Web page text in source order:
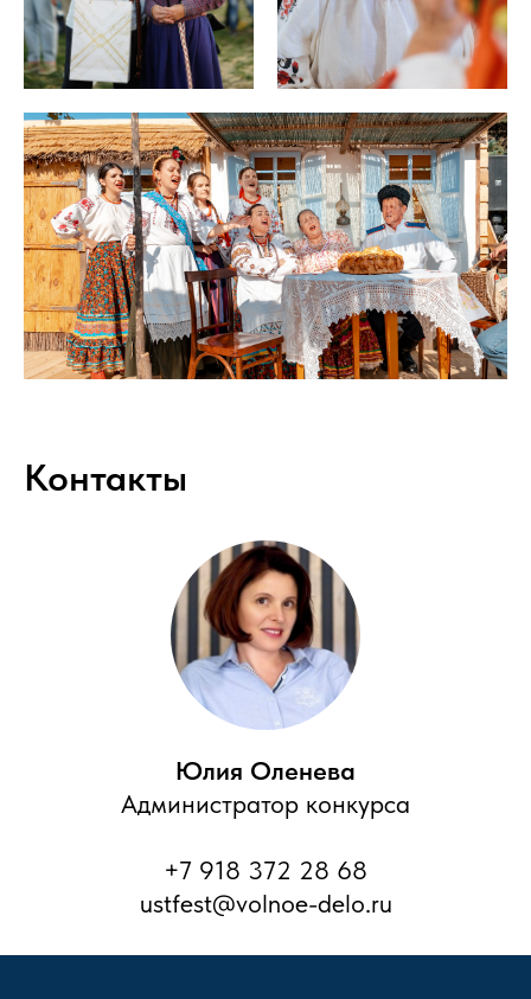
Контакты
Юлия Оленева
Администратор конкурса
+7 918 372 28 68
ustfest@volnoe-delo.ru